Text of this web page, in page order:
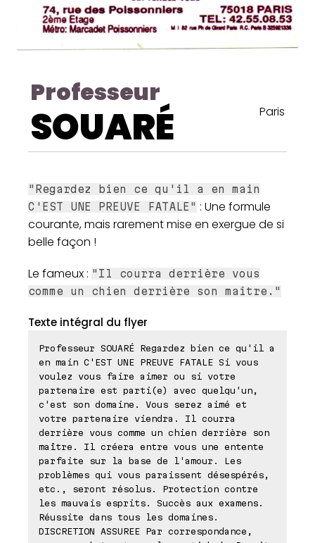
Professeur
SOUARÉ Paris
"Regardez bien ce qu'il a en main
C'EST UNE PREUVE FATALE" : Une formule
courante, mais rarement mise en exergue de si
belle façon !
Le fameux : "Il courra derrière vous
comme un chien derrière son maître."
Texte intégral du flyer
Professeur SOUARÉ Regardez bien ce qu'il a
en main C'EST UNE PREUVE FATALE Si vous
voulez vous faire aimer ou si votre
partenaire est parti(e) avec quelqu'un,
c'est son domaine. Vous serez aimé et
votre partenaire viendra. Il courra
derrière vous comme un chien derrière son
maître. Il créera entre vous une entente
parfaite sur la base de l'amour. Les
problèmes qui vous paraissent désespérés,
etc., seront résolus. Protection contre
les mauvais esprits. Succès aux examens.
Réussite dans tous les domaines.
DISCRETION ASSUREE Par correspondance,